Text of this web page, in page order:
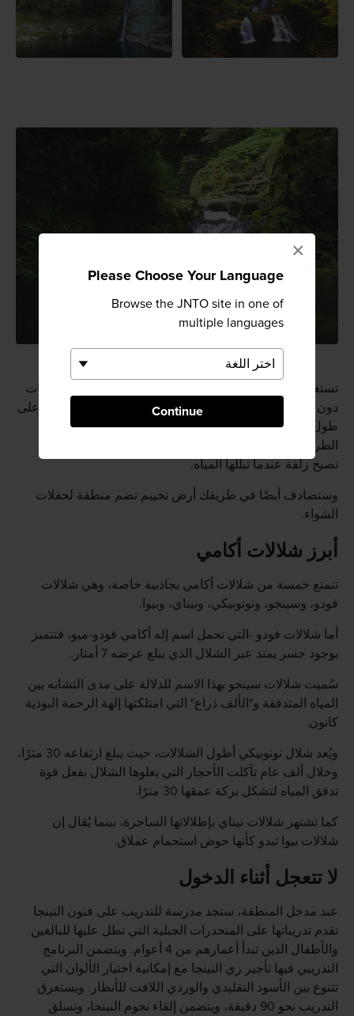
Please Choose Your Language
Browse the JNTO site in one of
multiple languages
Continue
×
تستغرق النزهة في منطقة الشلالات نحو ثلاث إلى أربع ساعات
دون استعجال، وتنتشر دورات المياه والمقاهي في المنطقة على
طول الطريق. وستصادف من حين لآخر سلالم على طول
الطريق، فانتبه جيدًا عند استخدامها؛ فتلك الدرجات الفولاذية
تصبح زلقة عندما تبللها المياه.
وستصادف أيضًا في طريقك أرض تخييم تضم منطقة لحفلات
الشواء.
أبرز شلالات أكامي
تتمتع خمسة من شلالات أكامي بجاذبية خاصة، وهي شلالات
فودو، وسينجو، ونونوبيكي، ونيناي، وبيوا.
أما شلالات فودو -التي تحمل اسم إله أكامي فودو-ميو، فتتميز
بوجود جسر يمتد عبر الشلال الذي يبلغ عرضه 7 أمتار.
سُميت شلالات سينجو بهذا الاسم للدلالة على مدى التشابه بين
المياه المتدفقة و"الألف ذراع" التي امتلكتها إلهة الرحمة البوذية
كانون.
ويُعد شلال نونوبيكي أطول الشلالات، حيث يبلغ ارتفاعه 30 مترًا،
وخلال ألف عام تآكلت الأحجار التي يعلوها الشلال بفعل قوة
تدفق المياه لتشكل بركة عمقها 30 مترًا.
كما تشتهر شلالات نيناي بإطلالاتها الساحرة، بينما يُقال إن
شلالات بيوا تبدو كأنها حوض استحمام عملاق.
لا تتعجل أثناء الدخول
عند مدخل المنطقة، ستجد مدرسة للتدريب على فنون النينجا
تقدم تدريباتها على المنحدرات الجبلية التي تطل عليها للبالغين
والأطفال الذين تبدأ أعمارهم من 4 أعوام. ويتضمن البرنامج
التدريبي فيها تأجير زي النينجا مع إمكانية اختيار الألوان التي
تتنوع بين الأسود التقليدي والوردي اللافت للأنظار. ويستغرق
التدريب نحو 90 دقيقة، ويتضمن إلقاء نجوم النينجا، وتسلق